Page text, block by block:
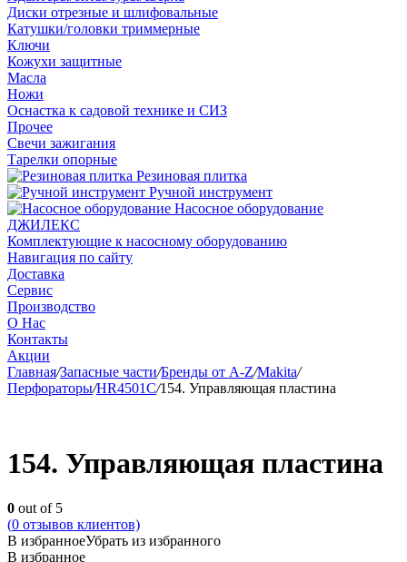
Диски отрезные и шлифовальные
Катушки/головки триммерные
Ключи
Кожухи защитные
Масла
Ножи
Оснастка к садовой технике и СИЗ
Прочее
Свечи зажигания
Тарелки опорные
Резиновая плитка
Ручной инструмент
Насосное оборудование
ДЖИЛЕКС
Комплектующие к насосному оборудованию
Навигация по сайту
Доставка
Сервис
Производство
О Нас
Контакты
Акции
Главная/Запасные части/Бренды от A-Z/Makita/
Перфораторы/HR4501C/154. Управляющая пластина
154. Управляющая пластина
0 out of 5
(0 отзывов клиентов)
В избранноеУбрать из избранного
В избранное